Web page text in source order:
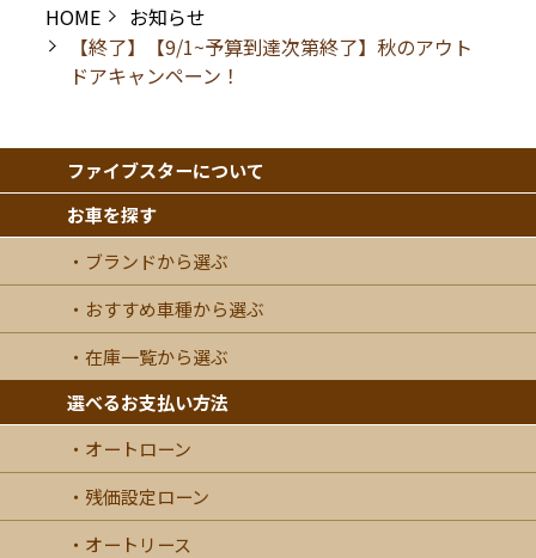
HOME
お知らせ
【終了】【9/1~予算到達次第終了】秋のアウト
ドアキャンペーン！
ファイブスターについて
お車を探す
ブランドから選ぶ
おすすめ車種から選ぶ
在庫一覧から選ぶ
選べるお支払い方法
オートローン
残価設定ローン
オートリース